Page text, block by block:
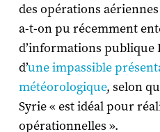
des opérations
a-t-on pu récemment
d’informations publique
d’une impassible
météorologique, selon
Syrie « est idéal pour
opérationnelles ».